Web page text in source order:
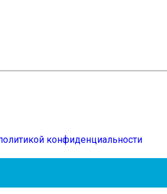
конфиденциальности